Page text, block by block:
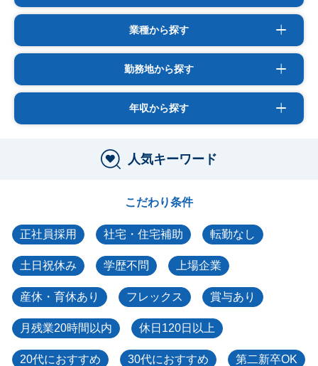
業種から探す
勤務地から探す
年収から探す
人気キーワード
こだわり条件
正社員採用 社宅・住宅補助 転勤なし
土日祝休み 学歴不問 上場企業
産休・育休あり フレックス 賞与あり
月残業20時間以内 休日120日以上
20代におすすめ 30代におすすめ 第二新卒OK